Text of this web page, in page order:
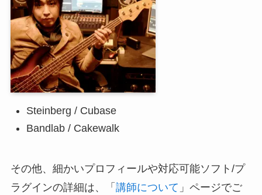
Steinberg / Cubase
Bandlab / Cakewalk
その他、細かいプロフィールや対応可能ソフト/プ
ラグインの詳細は、「 講師について 」ページでご